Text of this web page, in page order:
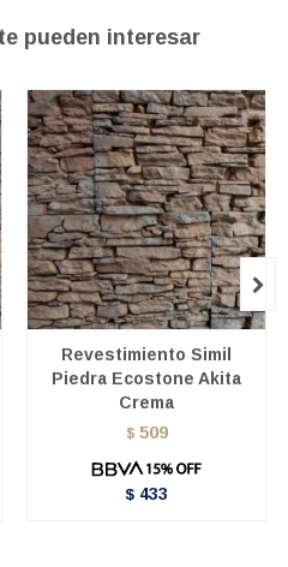
pueden interesar
Revestimiento Simil
Piedra Ecostone Akita
Crema
$ 509
$ 433
